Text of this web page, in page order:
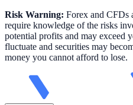
Risk Warning: Forex and CFDs
require knowledge of the risks
potential profits and may exceed
fluctuate and securities may
money you cannot afford to lose.